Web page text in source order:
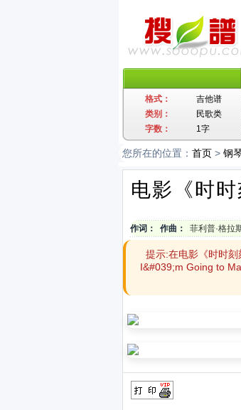
格式： 吉他谱
类别：
民歌类
字数：
1字
您所在的位置： 首页 > 钢
电影《时
作词： 作曲： 菲利普·格拉
提示:在电影《时时
I&#039;m Going to